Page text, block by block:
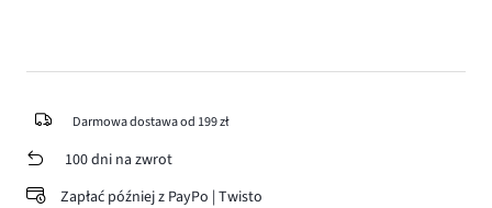
Darmowa dostawa od 199 zł
100 dni na zwrot
Zapłać później z PayPo | Twisto